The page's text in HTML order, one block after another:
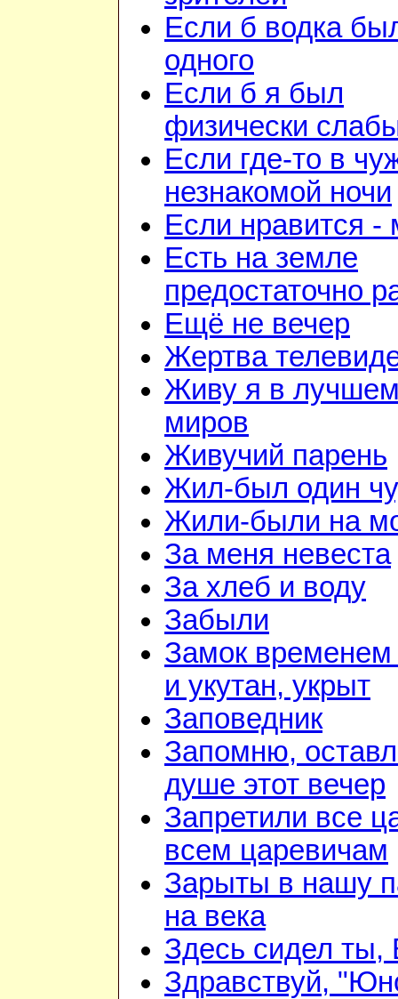
Если б водка
одного
Если б я был
физически
Если где-то в
незнакомой ночи
Если нравится -
Есть на земле
предостаточно
Ещё не вечер
Жертва
Живу я в
миров
Живучий парень
Жил-был один
Жили-были на
За меня невеста
За хлеб и воду
Забыли
Замок временем
и укутан, укрыт
Заповедник
Запомню,
душе этот вечер
Запретили все
всем царевичам
Зарыты в нашу
на века
Здесь сидел ты,
Здравствуй,